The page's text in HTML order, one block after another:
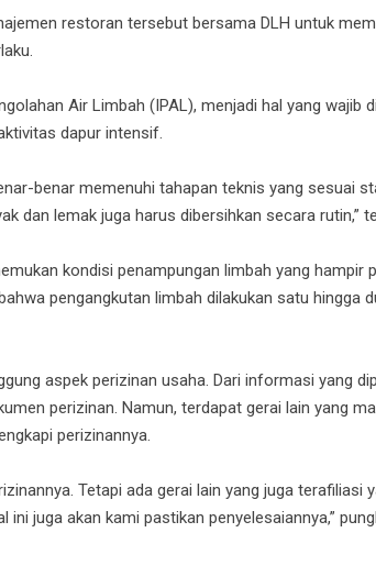
restoran tersebut bersama DLH untuk
Air Limbah (IPAL), menjadi hal yang wajib
dapur intensif.
benar memenuhi tahapan teknis yang sesuai
dan lemak juga harus dibersihkan secara rutin,”
kondisi penampungan limbah yang hampir
pengangkutan limbah dilakukan satu hingga
aspek perizinan usaha. Dari informasi yang
perizinan. Namun, terdapat gerai lain yang
perizinannya.
Tetapi ada gerai lain yang juga terafiliasi
juga akan kami pastikan penyelesaiannya,”